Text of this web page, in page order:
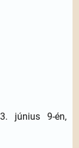
június 9-én,